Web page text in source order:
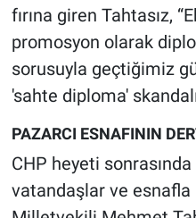
fırına giren Tahtasız,
promosyon olarak
sorusuyla geçtiğimiz
'sahte diploma'
PAZARCI ESNAFININ
CHP heyeti
vatandaşlar ve
Türkiye'nin Gündemi
Yerel Gündem
Canlı Yayın